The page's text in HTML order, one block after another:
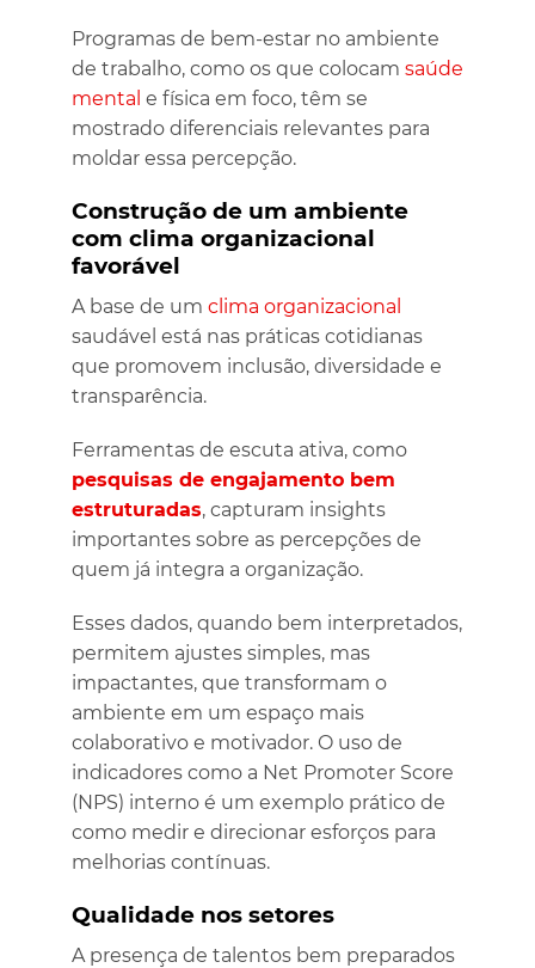
Programas de bem-estar no ambiente
de trabalho, como os que colocam saúde
mental e física em foco, têm se
mostrado diferenciais relevantes para
moldar essa percepção.
Construção de um ambiente
com clima organizacional
favorável
A base de um clima organizacional
saudável está nas práticas cotidianas
que promovem inclusão, diversidade e
transparência.
Ferramentas de escuta ativa, como
pesquisas de engajamento bem
estruturadas, capturam insights
importantes sobre as percepções de
quem já integra a organização.
Esses dados, quando bem interpretados,
permitem ajustes simples, mas
impactantes, que transformam o
ambiente em um espaço mais
colaborativo e motivador. O uso de
indicadores como a Net Promoter Score
(NPS) interno é um exemplo prático de
como medir e direcionar esforços para
melhorias contínuas.
Qualidade nos setores
A presença de talentos bem preparados